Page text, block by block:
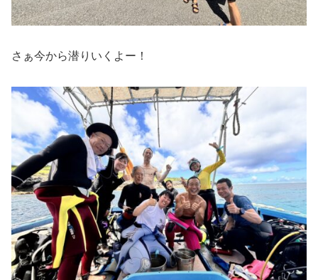
さぁ今から潜りいくよー！